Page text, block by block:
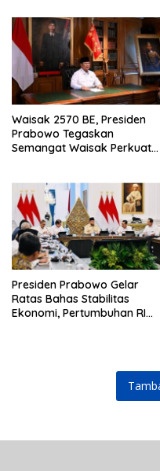
Waisak 2570 BE, Presiden
Prabowo Tegaskan
Semangat Waisak Perkuat
Presiden Prabowo Gelar
Ratas Bahas Stabilitas
Ekonomi, Pertumbuhan RI